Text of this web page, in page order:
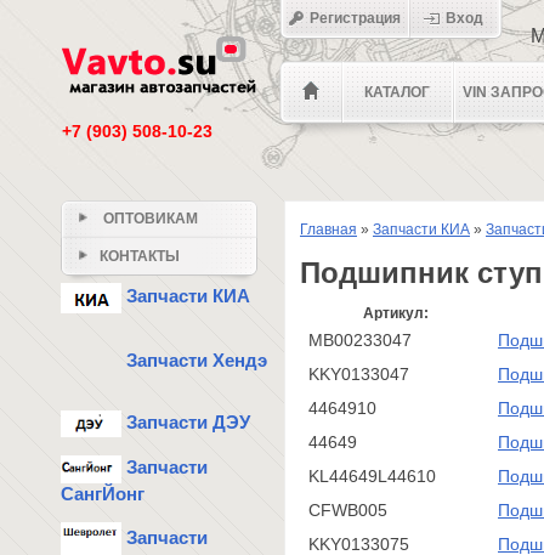
+7 (903) 508-10-23
КАТАЛОГ VIN
Регистрация Вход
Главная » Запчасти КИА »
Подшипник
Артикул:
MB00233047
KKY0133047
4464910
44649
KL44649L44610
CFWB005
KKY0133075
ОПТОВИКАМ
КОНТАКТЫ
Запчасти КИА
Запчасти Хендэ
Запчасти ДЭУ
Запчасти
СангЙонг
Запчасти